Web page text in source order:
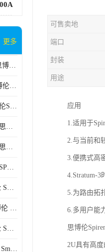
更多
无锡Smtp测试仪 Spirent思博伦 C100 方便用户进行测试
盐城SIP测试仪Spirent思博伦SPT-2U 可扩展性较强 高速数据传输
福建省Spirent测试仪思博伦SPT-2U 能够快速上手 方便用户进行测试
汕头应用层测试仪Spirent思博伦SPT-2U 提高测试效率 适用于多种行业
济南路由器测试仪Spirent思博伦SPT-2U 用户界面友好 多种测试功能
河南打流仪Spirent思博伦SPT-2U 操作简单 灵活的测试方案
淄博发包仪 Spirent思博伦 SmartBits 600B 高速数据传输
福建省发包仪 Spirent思博伦 SmartBits 600B 可以支持多种通信技术
盐城发包仪 Spirent思博伦 SmartBits 600B 可配置多个单端测试模块
泰州思博伦测试仪Spirent SmartBits 600B 灵活的测试方案
可售卖地
端口
封装
用途
应用
1.适用于
2.与当前和
3.便携式高
4.Stratum-3
5.为路由拓
6.多用户能
思博伦
2U具有高